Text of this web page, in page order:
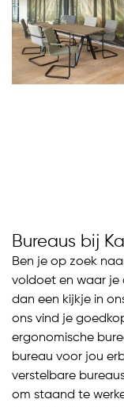
Bureaus bij
Ben je op zoek
voldoet en waar je
dan een kijkje in
ons vind je
ergonomische
bureau voor jou
verstelbare
om staand te